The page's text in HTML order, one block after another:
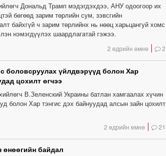
Дональд Трамп мэдэгдэхдээ, АНУ одоогоор их
бөгөөд зарим төрлийн сум, зэвсгийн
байхгүй ч зарим төрлийнх нь нөөц харьцангуй хомс
нэмэгдүүлэх шаардлагатай гэжээ.
2 өдрийн өмнө 2
боловсруулах үйлдвэрүүд болон Хар
цохилт өгчээ
В.Зеленский Украины батлан ​​хамгаалах хүчин
болон Хар тэнгис дэх байнуудад алсын зайн цохилт
2 өдрийн өмнө 21
өнөөгийн байдал